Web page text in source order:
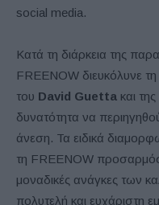
social media.
Κατά τη διάρκεια της
FREENOW διευκόλυνε τη
του David Guetta και
δυνατότητα να
άνεση. Τα ειδικά
τη FREENOW
μοναδικές ανάγκες των
πολυτελή και ευχάριστη